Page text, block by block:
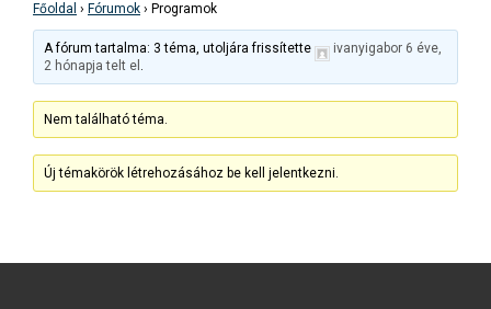
Főoldal › Fórumok › Programok
A fórum tartalma: 3 téma, utoljára frissítette ivanyigabor 6 éve,
2 hónapja telt el .
Nem található téma.
Új témakörök létrehozásához be kell jelentkezni.